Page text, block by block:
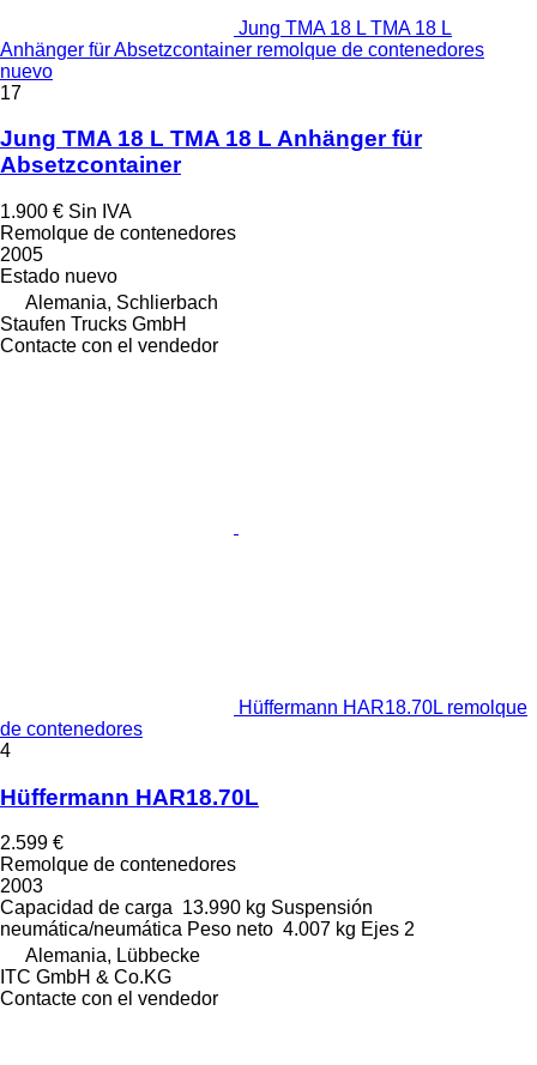
Jung TMA 18 L TMA 18 L
Anhänger für Absetzcontainer remolque de contenedores
nuevo
17
Jung TMA 18 L TMA 18 L Anhänger für
Absetzcontainer
1.900 € Sin IVA
Remolque de contenedores
2005
Estado nuevo
Alemania, Schlierbach
Staufen Trucks GmbH
Contacte con el vendedor
Hüffermann HAR18.70L remolque
de contenedores
4
Hüffermann HAR18.70L
2.599 €
Remolque de contenedores
2003
Capacidad de carga 13.990 kg Suspensión
neumática/neumática Peso neto 4.007 kg Ejes 2
Alemania, Lübbecke
ITC GmbH & Co.KG
Contacte con el vendedor